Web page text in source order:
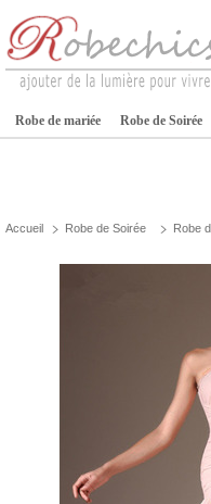
Robe de mariée Robe de Soirée
Accueil Robe de Soirée Robe